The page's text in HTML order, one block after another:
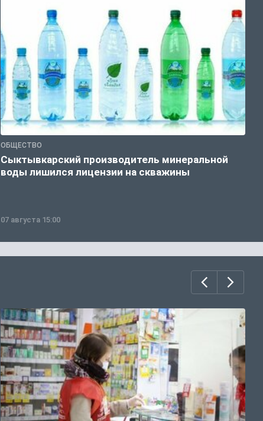
ОБЩЕСТВО
Сыктывкарский производитель минеральной
воды лишился лицензии на скважины
07 августа 15:00